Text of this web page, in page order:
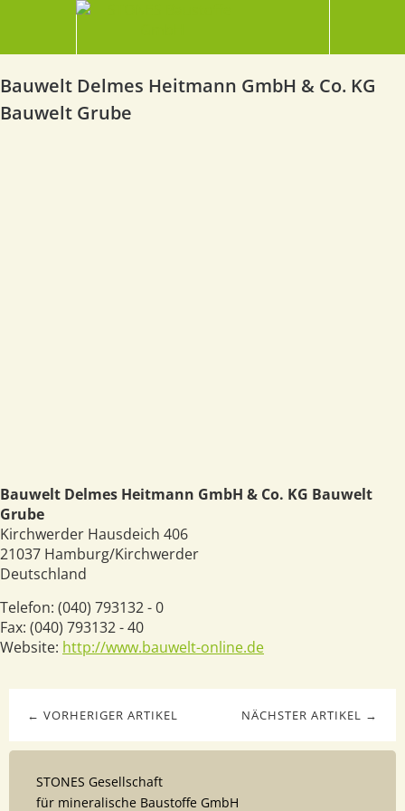
Bauwelt Delmes Heitmann GmbH & Co. KG
Bauwelt Grube
Bauwelt Delmes Heitmann GmbH & Co. KG Bauwelt
Grube
Kirchwerder Hausdeich 406
21037 Hamburg/Kirchwerder
Deutschland
Telefon: (040) 793132 - 0
Fax: (040) 793132 - 40
Website: http://www.bauwelt-online.de
NÄCHSTER ARTIKEL →
← VORHERIGER ARTIKEL
STONES Gesellschaft
für mineralische Baustoffe GmbH